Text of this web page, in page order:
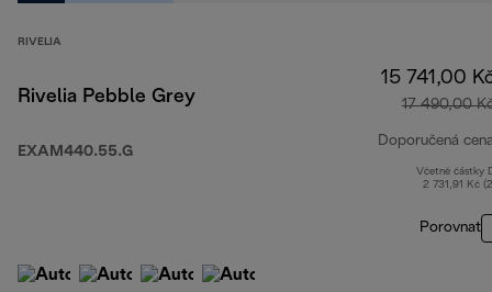
RIVELIA
Rivelia Pebble Grey
EXAM440.55.G
15 741,00
17 490,00
Doporučená
Včetně částky
2 731,91 Kč
Porovnat